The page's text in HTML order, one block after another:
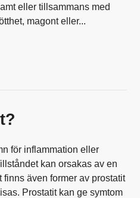
eller tillsammans med
magont eller...
för inflammation eller
kan orsakas av en
även former av prostatit
Prostatit kan ge symtom